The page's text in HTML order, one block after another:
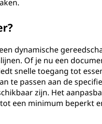
dynamische
Of je nu een
snelle toegang tot
te passen aan de
zijn. Het
een minimum beperkt